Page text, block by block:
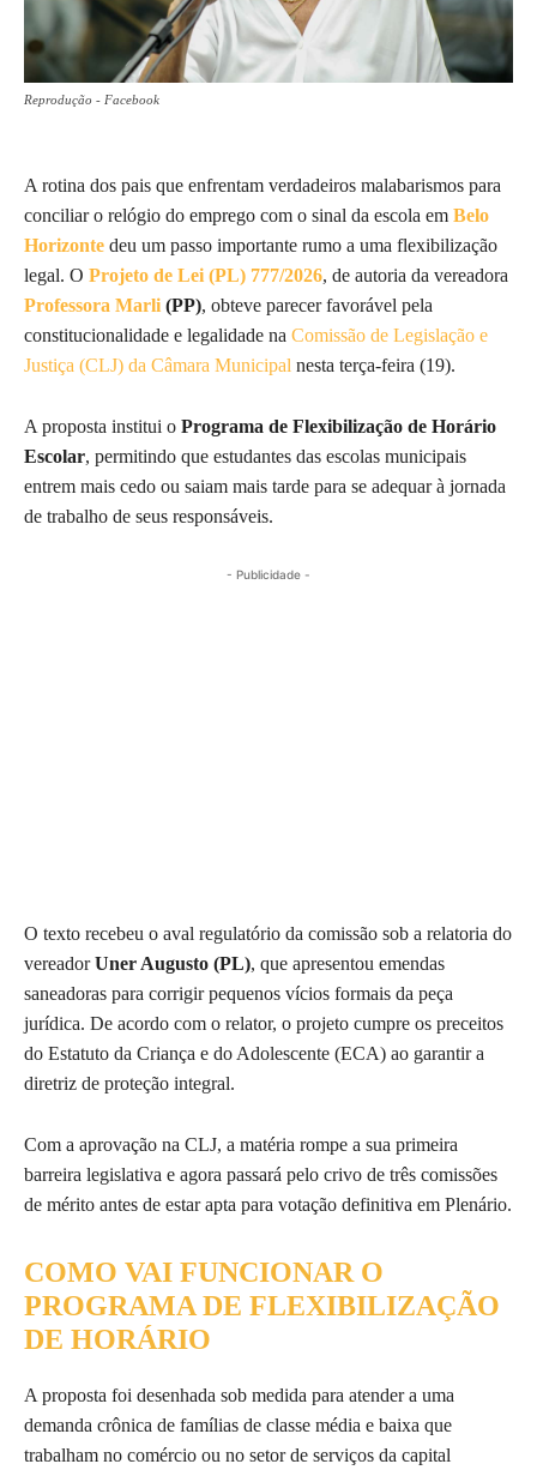
Reprodução - Facebook
A rotina dos pais que enfrentam verdadeiros malabarismos para
conciliar o relógio do emprego com o sinal da escola em Belo
Horizonte deu um passo importante rumo a uma flexibilização
legal. O Projeto de Lei (PL) 777/2026, de autoria da vereadora
Professora Marli (PP), obteve parecer favorável pela
constitucionalidade e legalidade na Comissão de Legislação e
Justiça (CLJ) da Câmara Municipal nesta terça-feira (19).
A proposta institui o Programa de Flexibilização de Horário
Escolar, permitindo que estudantes das escolas municipais
entrem mais cedo ou saiam mais tarde para se adequar à jornada
de trabalho de seus responsáveis.
- Publicidade -
O texto recebeu o aval regulatório da comissão sob a relatoria do
vereadorUner Augusto (PL), que apresentou emendas
saneadoras para corrigir pequenos vícios formais da peça
jurídica. De acordo com o relator, o projeto cumpre os preceitos
do Estatuto da Criança e do Adolescente (ECA) ao garantir a
diretriz de proteção integral.
Com a aprovação na CLJ, a matéria rompe a sua primeira
barreira legislativa e agora passará pelo crivo de três comissões
de mérito antes de estar apta para votação definitiva em Plenário.
COMO VAI FUNCIONAR O
PROGRAMA DE FLEXIBILIZAÇÃO
DE HORÁRIO
A proposta foi desenhada sob medida para atender a uma
demanda crônica de famílias de classe média e baixa que
trabalham no comércio ou no setor de serviços da capital